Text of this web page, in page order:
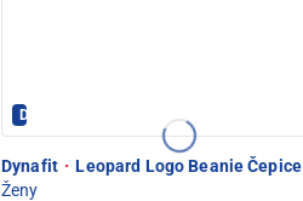
Dynafit - PEC POD SNĚŽKOU
Dynafit · Leopard Logo Beanie Čepice
Ženy